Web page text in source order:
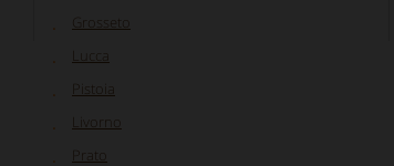
Grosseto
Lucca
Pistoia
Livorno
Prato